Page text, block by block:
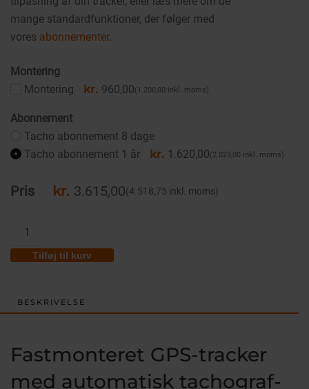
mange standardfunktioner, der følger med
vores abonnementer.
Montering
Montering
kr. 960,00(1.200,00 inkl. moms)
Abonnement
Tacho abonnement 8 dage
Tacho abonnement 1 år
kr. 1.620,00(2.025,00 inkl. moms)
Pris kr. 3.615,00(4.518,75 inkl. moms)
TM50:
DOWNLOAD
antal
Tilføj til kurv
BESKRIVELSE
Fastmonteret GPS-tracker
med automatisk tachograf-